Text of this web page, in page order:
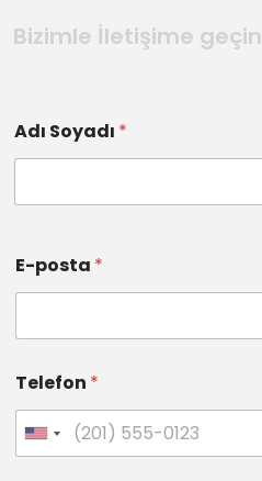
Bizimle İletişime geçin
Adı Soyadı *
E-posta *
Telefon *